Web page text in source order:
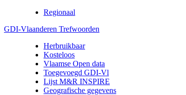
Regionaal
GDI-Vlaanderen Trefwoorden
Herbruikbaar
Kosteloos
Vlaamse Open data
Toegevoegd GDI-Vl
Lijst M&R INSPIRE
Geografische gegevens